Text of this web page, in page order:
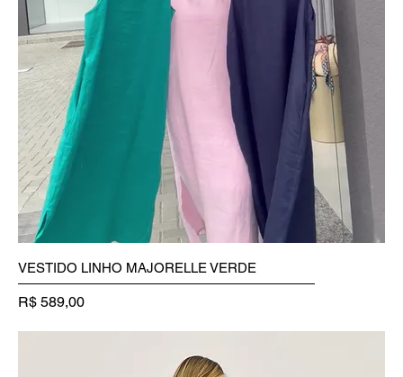
VESTIDO LINHO MAJORELLE VERDE
Preço
R$ 589,00